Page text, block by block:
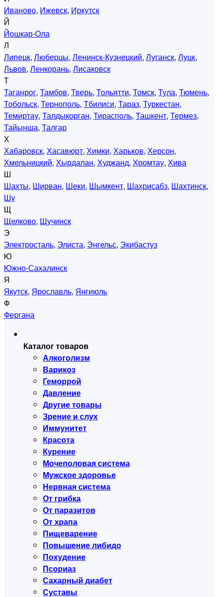
Иваново, Ижевск, Иркутск
Й
Йошкар-Ола
Л
Липецк, Люберцы, Ленинск-Кузнецкий, Луганск, Луцк,
Львов, Ленкорань, Лисаковск
Т
Таганрог, Тамбов, Тверь, Тольятти, Томск, Тула, Тюмень,
Тобольск, Тернополь, Тбилиси, Тараз, Туркестан,
Темиртау, Талдыкорган, Тирасполь, Ташкент, Термез,
Тайынша, Талгар
Х
Хабаровск, Хасавюрт, Химки, Харьков, Херсон,
Хмельницкий, Хырдалан, Худжанд, Хромтау, Хива
Ш
Шахты, Ширван, Шеки, Шымкент, Шахрисабз, Шахтинск,
Шу
Щ
Щелково, Щучинск
Э
Электросталь, Элиста, Энгельс, Экибастуз
Ю
Южно-Сахалинск
Я
Якутск, Ярославль, Янгиюль
Ф
Фергана
Каталог товаров
Алкоголизм
Варикоз
Геморрой
Давление
Другие товары
Зрение и слух
Иммунитет
Красота
Курение
Мочеполовая система
Мужское здоровье
Нервная система
От грибка
От паразитов
От храпа
Пищеварение
Повышение либидо
Похудение
Псориаз
Сахарный диабет
Суставы